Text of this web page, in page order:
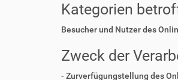
Kategorien
Besucher und Nutzer des
Zweck der
- Zurverfügungstellung des